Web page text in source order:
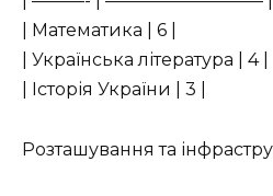
| Математика | 6 |
| Українська література | 4 |
| Історія України | 3 |
Розташування та